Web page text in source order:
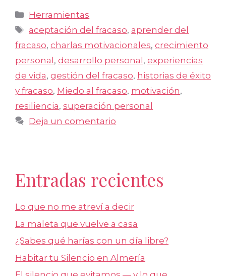
Categorías
Herramientas
Etiquetas
aceptación del fracaso,aprender del
fracaso, charlas motivacionales, crecimiento
personal , desarrollo personal , experiencias
de vida, gestión del fracaso, historias de éxito
y fracaso, Miedo al fracaso, motivación,
resiliencia, superación personal
Deja un comentario
Entradas recientes
Lo que no me atreví a decir
La maleta que vuelve a casa
¿Sabes qué harías con un día libre?
Habitar tu Silencio en Almería